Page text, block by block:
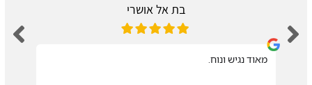
בת אל אושרי
מאוד נגיש ונוח.